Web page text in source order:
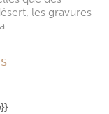
les gravures